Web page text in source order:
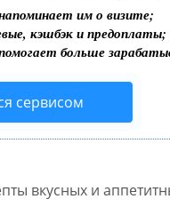
им о визите;
кэшбэк и предоплаты;
больше
сервисом
вкусных и